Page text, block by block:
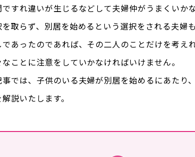
ですれ違いが生じるなどして夫婦仲がうまくいか
を取らず、別居を始めるという選択をされる夫婦
あったのであれば、その二人のことだけを考え
ことに注意をしていかなければいけません。
事では、子供のいる夫婦が別居を始めるにあたり
説いたします。